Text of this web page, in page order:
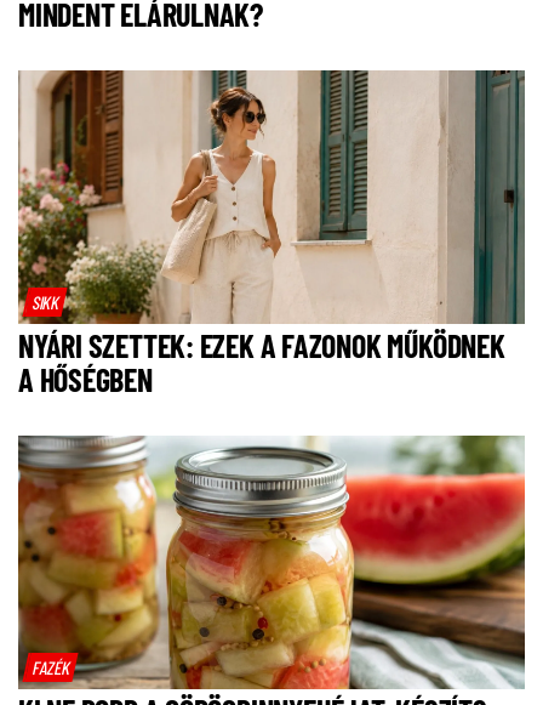
MINDENT ELÁRULNAK?
SIKK
NYÁRI SZETTEK: EZEK A FAZONOK MŰKÖDNEK
A HŐSÉGBEN
FAZÉK